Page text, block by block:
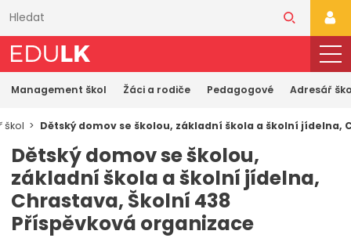
obsahu
Management škol Žáci a rodiče Pedagogové Adresář
škol Dětský domov se školou, základní škola a školní jídelna,
Dětský domov se školou,
základní škola a školní jídelna,
Chrastava, Školní 438
Příspěvková organizace